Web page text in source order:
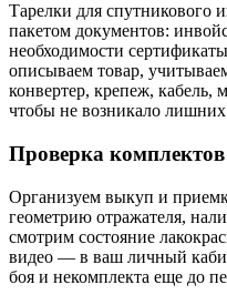
Тарелки для спутникового
пакетом документов:
необходимости
описываем товар,
конвертер, крепеж,
чтобы не возникало
Проверка
Организуем выкуп и
геометрию отражателя,
смотрим состояние
видео — в ваш личный
боя и некомплекта еще до